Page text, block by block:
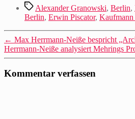
Schlagwörter
Alexander Granowski, Berlin,
Berlin, Erwin Piscator,
← Max Herrmann-Neiße bespricht
Herrmann-Neiße analysiert Mehrings
Kommentar verfassen